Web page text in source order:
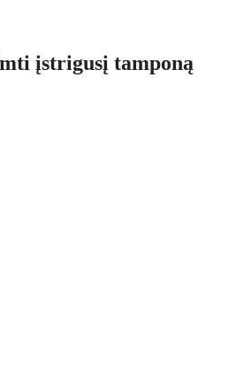
įstrigusį tamponą